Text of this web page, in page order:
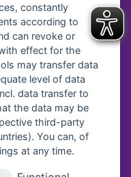
e.V.
92
constantly
according to
can revoke or
effect for the
may transfer data
level of data
data transfer to
the data may be
third-party
You can, of
at any time.